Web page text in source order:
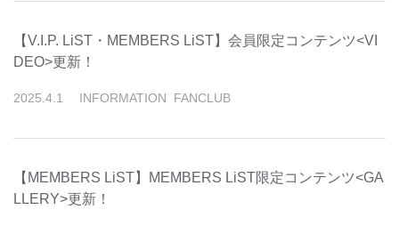
【V.I.P. LiST・MEMBERS LiST】会員限定コンテンツ<VI
DEO>更新！
2025 4 1 INFORMATION FANCLUB
【MEMBERS LiST】MEMBERS LiST限定コンテンツ<GA
LLERY>更新！